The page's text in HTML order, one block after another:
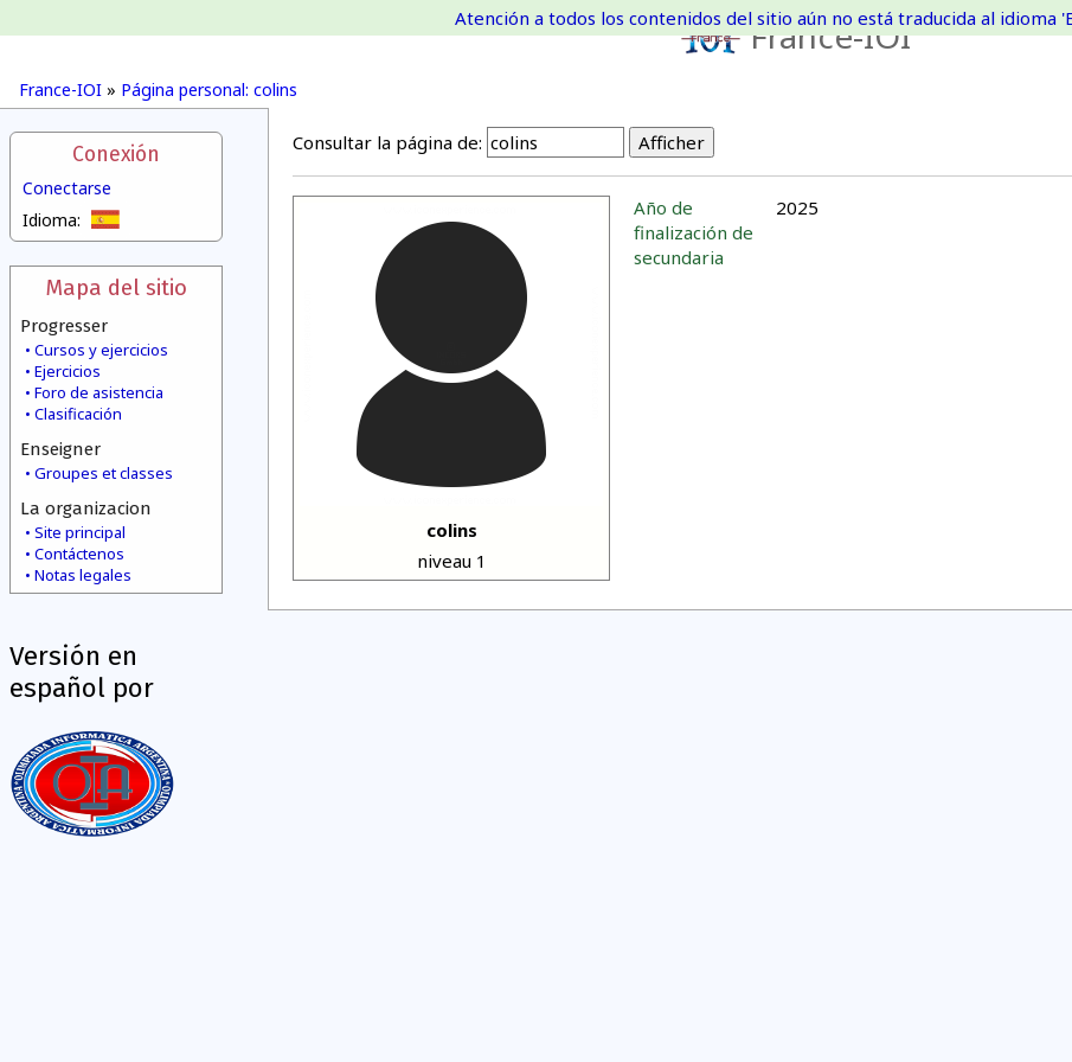
France-IOI
France-IOI » Página personal: colins
Atención a todos los contenidos del sitio aún no está traducida al idioma
Conexión
Conectarse
Idioma:
Mapa del sitio
Progresser
Cursos y ejercicios
Ejercicios
Foro de asistencia
Clasificación
Enseigner
Groupes et classes
La organizacion
Site principal
Contáctenos
Notas legales
Versión en
español por
Consultar la página de:
colins
niveau 1
Año de
finalización de
secundaria
2025